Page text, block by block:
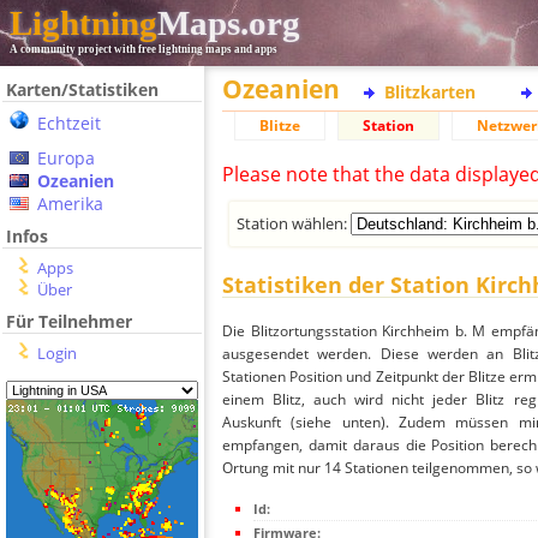
LightningMaps.org
A community project with free lightning maps and apps
Karten/Statistiken
Echtzeit
Europa
Ozeanien
Amerika
Infos
Apps
Über
Für Teilnehmer
Login
Ozeanien Blitzkarten
Blitze Station
Please note that the data
Station wählen:
Statistiken der Station
Die Blitzortungsstation Kirchheim b. M
ausgesendet werden. Diese werden an
Stationen Position und Zeitpunkt der Blitze
einem Blitz, auch wird nicht jeder Blitz
Auskunft (siehe unten). Zudem müssen
empfangen, damit daraus die Position
Ortung mit nur 14 Stationen teilgenommen,
Id:
Firmware: